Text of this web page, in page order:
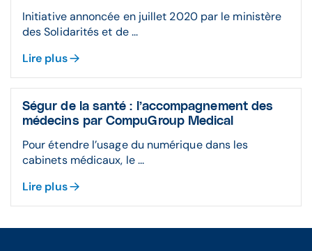
Initiative annoncée en juillet 2020 par le ministère
des Solidarités et de ...
Lire plus
Ségur de la santé : l’accompagnement des
médecins par CompuGroup Medical
Pour étendre l’usage du numérique dans les
cabinets médicaux, le ...
Lire plus